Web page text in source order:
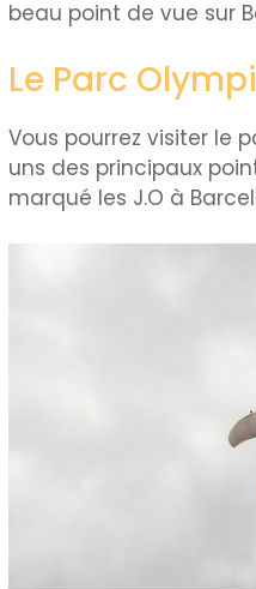
beau point de vue sur
Le Parc
Vous pourrez visiter le
uns des principaux
marqué les J.O à